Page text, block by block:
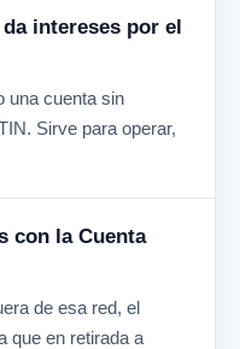
intereses por el
una cuenta sin
Sirve para operar,
con la Cuenta
de esa red, el
que en retirada a